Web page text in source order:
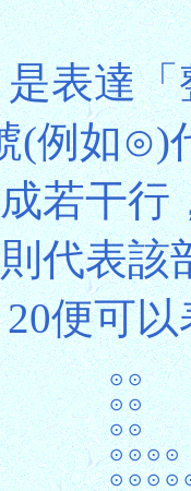
表達
(例如⊙)
若干行
代表該
20便可
⊙ ⊙
⊙ ⊙
⊙ ⊙
⊙ ⊙ ⊙ ⊙
⊙ ⊙ ⊙ ⊙